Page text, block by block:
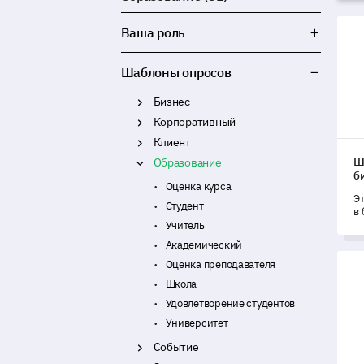
в
Ваша роль
Шаблоны опросов
Бизнес
Корпоративный
Клиент
Образование
Оценка курса
Студент
Учитель
Академический
Оценка преподавателя
Школа
Удовлетворение студентов
Университет
Событие